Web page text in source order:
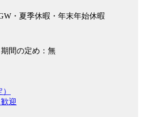
・夏季休暇・年末年始休暇
期間の定め：無
迎